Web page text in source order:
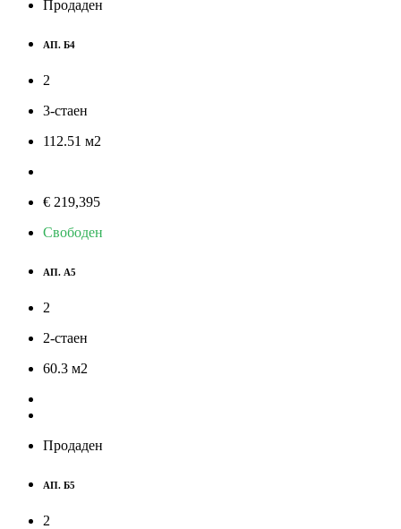
Продаден
АП. Б4
2
3-стаен
112.51 м2
€ 219,395
Свободен
АП. А5
2
2-стаен
60.3 м2
Продаден
АП. Б5
2